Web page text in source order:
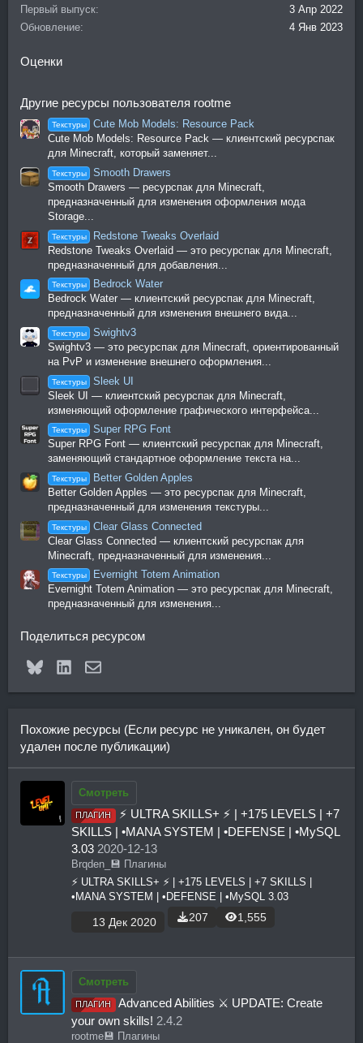
:Первый выпуск
3 Апр 2022
Обновление
4 Янв 2023
Оценки
Другие ресурсы пользователя rootme
Текстуры
Cute Mob Models: Resource Pack
Cute Mob Models: Resource Pack — клиентский ресурспак
для Minecraft, который заменяет...
Текстуры
Smooth Drawers
Smooth Drawers — ресурспак для Minecraft,
предназначенный для изменения оформления мода
Storage...
Текстуры
Redstone Tweaks Overlaid
Redstone Tweaks Overlaid — это ресурспак для Minecraft,
предназначенный для добавления...
Текстуры
Bedrock Water
Bedrock Water — клиентский ресурспак для Minecraft,
предназначенный для изменения внешнего вида...
Текстуры
Swightv3
Swightv3 — это ресурспак для Minecraft, ориентированный
на PvP и изменение внешнего оформления...
Текстуры
Sleek UI
Sleek UI — клиентский ресурспак для Minecraft,
изменяющий оформление графического интерфейса...
Текстуры
Super RPG Font
Super RPG Font — клиентский ресурспак для Minecraft,
заменяющий стандартное оформление текста на...
Текстуры
Better Golden Apples
Better Golden Apples — это ресурспак для Minecraft,
предназначенный для изменения текстуры...
Текстуры
Clear Glass Connected
Clear Glass Connected — клиентский ресурспак для
Minecraft, предназначенный для изменения...
Текстуры
Evernight Totem Animation
Evernight Totem Animation — это ресурспак для Minecraft,
предназначенный для изменения...
Поделиться ресурсом
BlueskyLinkedInЭлектронная почта
Похожие ресурсы (Если ресурс не уникален, он будет
удален после публикации)
Смотреть
ПЛАГИН
⚡ ULTRA SKILLS+ ⚡ | +175 LEVELS | +7
SKILLS | •MANA SYSTEM | •DEFENSE | •MySQL
3.03 2020-12-13
Brqden_ 💾 Плагины
⚡ ULTRA SKILLS+ ⚡ | +175 LEVELS | +7 SKILLS |
•MANA SYSTEM | •DEFENSE | •MySQL 3.03
13 Дек 2020 207 1,555
Смотреть
ПЛАГИН
Advanced Abilities ⚔️ UPDATE: Create
your own skills! 2.4.2
rootme💾 Плагины